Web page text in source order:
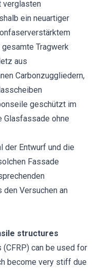
verglasten
ein neuartiger
Tragwerk
aus
Carbonzuggliedern,
geschützt im
Glasfassade ohne
der Entwurf und die
Fassade
den Versuchen an
structures
can be used for
become very stiff due